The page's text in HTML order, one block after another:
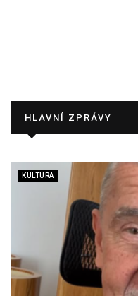
HLAVNÍ ZPRÁVY
KULTURA